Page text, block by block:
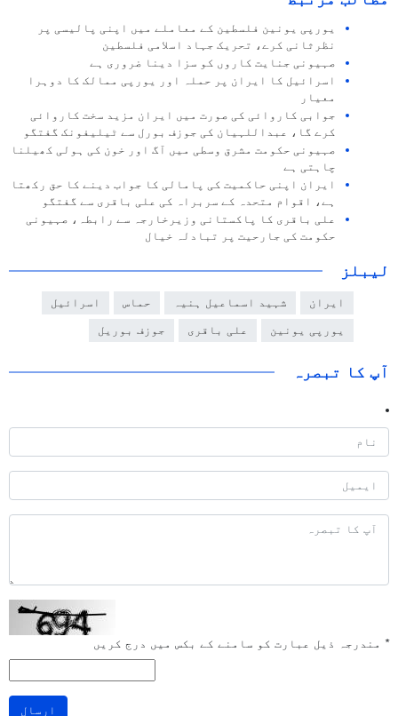
یورپی یونین فلسطین کے معاملے میں اپنی پالیسی پر
نظرثانی کرے، تحریک جہاد اسلامی فلسطین
صہیونی جنایت کاروں کو سزا دینا ضروری ہے
اسرائیل کا ایران پر حملہ اور یورپی ممالک کا دوہرا
معیار
جوابی کاروائی کی صورت میں ایران مزید سخت کاروائی
کرے گا، عبداللہیان کی جوزف بورل سے ٹیلیفونک گفتگو
صہیونی حکومت مشرق وسطی میں آگ اور خون کی ہولی کھیلنا
چاہتی ہے
ایران اپنی حاکمیت کی پامالی کا جواب دینے کا حق رکھتا
ہے، اقوام متحدہ کے سربراہ کی علی باقری سے گفتگو
علی باقری کا پاکستانی وزیرخارجہ سے رابطہ، صہیونی
حکومت کی جارحیت پر تبادلہ خیال
لیبلز
ایران شہید اسماعیل ہنیہ حماس اسرائیل
یورپی یونین علی باقری جوزف بوریل
آپ کا تبصرہ
* مندرجہ ذیل عبارت کو سامنے کے بکس میں درج کریں
ارسال